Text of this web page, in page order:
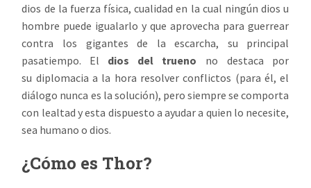
dios de la fuerza física, cualidad en la cual ningún dios u
hombre puede igualarlo y que aprovecha para guerrear
contra los gigantes de la escarcha, su principal
pasatiempo. El dios del trueno no destaca por
su diplomacia a la hora resolver conflictos (para él, el
diálogo nunca es la solución), pero siempre se comporta
con lealtad y esta dispuesto a ayudar a quien lo necesite,
sea humano o dios.
¿Cómo es Thor?